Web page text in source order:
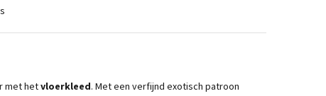
met hetvloerkleed. Met een verfijnd exotisch patroon